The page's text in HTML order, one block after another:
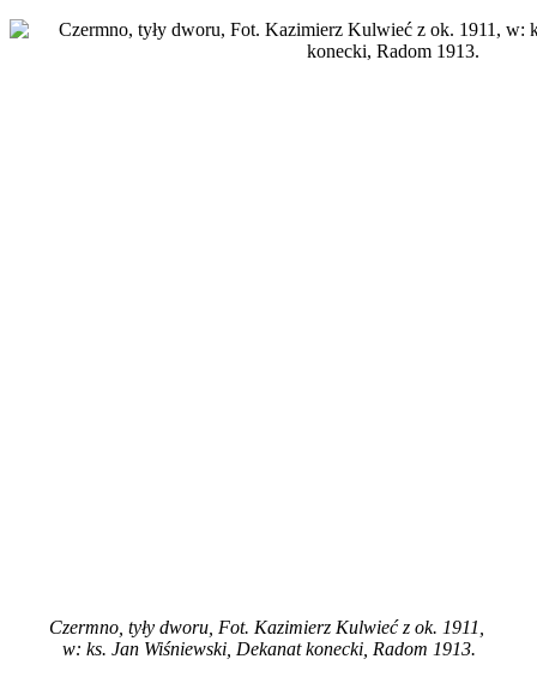
Czermno, tyły dworu, Fot. Kazimierz Kulwieć z ok. 1911,
w: ks. Jan Wiśniewski, Dekanat konecki, Radom 1913.